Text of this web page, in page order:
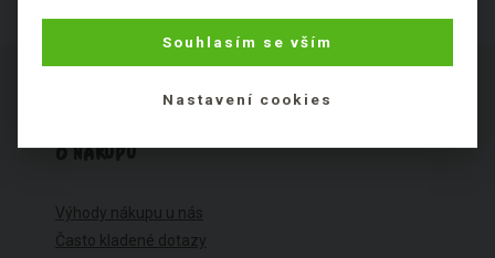
O NÁKUPU
Výhody nákupu u nás
Často kladené dotazy
Souhlasím se vším
Nastavení cookies